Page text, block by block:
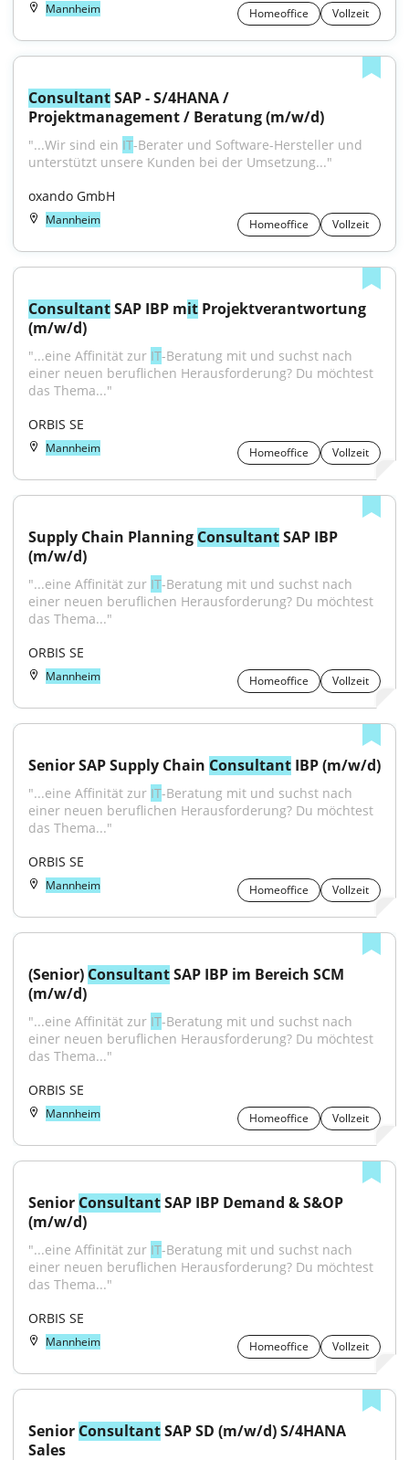
Mannheim Homeoffice Vollzeit
Consultant SAP - S/4HANA /
Projektmanagement / Beratung (m/w/d)
"...Wir sind ein IT-Berater und Software-Hersteller und
unterstützt unsere Kunden bei der Umsetzung..."
oxando GmbH
Mannheim Homeoffice Vollzeit
Consultant SAP IBP mit Projektverantwortung
(m/w/d)
"...eine Affinität zur IT-Beratung mit und suchst nach
einer neuen beruflichen Herausforderung? Du möchtest
das Thema..."
ORBIS SE
Mannheim Homeoffice Vollzeit
Supply Chain Planning Consultant SAP IBP
(m/w/d)
"...eine Affinität zur IT-Beratung mit und suchst nach
einer neuen beruflichen Herausforderung? Du möchtest
das Thema..."
ORBIS SE
Mannheim Homeoffice Vollzeit
Senior SAP Supply Chain Consultant IBP (m/w/d)
"...eine Affinität zur IT-Beratung mit und suchst nach
einer neuen beruflichen Herausforderung? Du möchtest
das Thema..."
ORBIS SE
Mannheim Homeoffice Vollzeit
(Senior) Consultant SAP IBP im Bereich SCM
(m/w/d)
"...eine Affinität zur IT-Beratung mit und suchst nach
einer neuen beruflichen Herausforderung? Du möchtest
das Thema..."
ORBIS SE
Mannheim Homeoffice Vollzeit
Senior Consultant SAP IBP Demand & S&OP
(m/w/d)
"...eine Affinität zur IT-Beratung mit und suchst nach
einer neuen beruflichen Herausforderung? Du möchtest
das Thema..."
ORBIS SE
Mannheim Homeoffice Vollzeit
Senior Consultant SAP SD (m/w/d) S/4HANA
Sales